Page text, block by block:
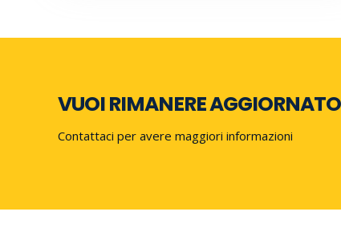
VUOI RIMANERE
Contattaci per avere maggiori informazioni